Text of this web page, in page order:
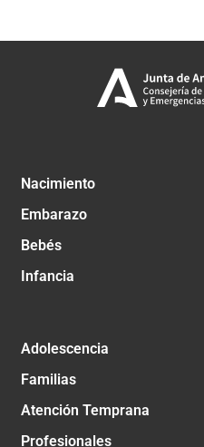
Nacimiento
Embarazo
Bebés
Infancia
Adolescencia
Familias
Atención Temprana
Profesionales